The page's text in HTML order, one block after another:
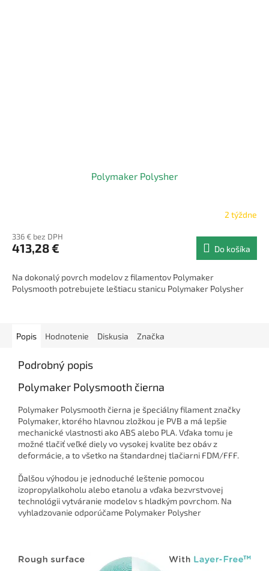
Polymaker Polysher
2 týždne
336 € bez DPH
413,28 € Do košíka
Na dokonalý povrch modelov z filamentov Polymaker
Polysmooth potrebujete leštiacu stanicu Polymaker Polysher
Popis Hodnotenie Diskusia Značka
Podrobný popis
Polymaker Polysmooth čierna
Polymaker Polysmooth čierna je špeciálny filament značky
Polymaker, ktorého hlavnou zložkou je PVB a má lepšie
mechanické vlastnosti ako ABS alebo PLA. Vďaka tomu je
možné tlačiť veľké diely vo vysokej kvalite bez obáv z
deformácie, a to všetko na štandardnej tlačiarni FDM/FFF.
Ďalšou výhodou je jednoduché leštenie pomocou
izopropylalkoholu alebo etanolu a vďaka bezvrstvovej
technológii vytváranie modelov s hladkým povrchom. Na
vyhladzovanie odporúčame Polymaker Polysher